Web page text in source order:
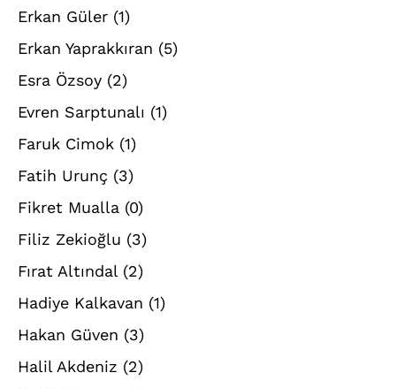
Erkan Güler (1)
Erkan Yaprakkıran (5)
Esra Özsoy (2)
Evren Sarptunalı (1)
Faruk Cimok (1)
Fatih Urunç (3)
Fikret Mualla (0)
Filiz Zekioğlu (3)
Fırat Altındal (2)
Hadiye Kalkavan (1)
Hakan Güven (3)
Halil Akdeniz (2)